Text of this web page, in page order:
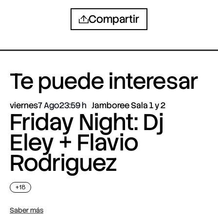
Compartir
Te puede interesar
viernes7 Ago23:59 Jamboree Sala 1 y 2
Friday Night: Dj
Eley + Flavio
Rodriguez
+18
Saber más